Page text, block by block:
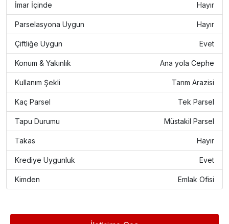
İmar İçinde Hayır
Parselasyona Uygun Hayır
Çiftliğe Uygun Evet
Konum & Yakınlık Ana yola Cephe
Kullanım Şekli Tarım Arazisi
Kaç Parsel Tek Parsel
Tapu Durumu Müstakil Parsel
Takas Hayır
Krediye Uygunluk Evet
Kimden Emlak Ofisi